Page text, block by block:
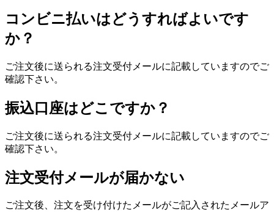
コンビニ払いはどうすればよいです
か？
ご注文後に送られる注文受付メールに記載していますのでご
確認下さい。
振込口座はどこですか？
ご注文後に送られる注文受付メールに記載していますのでご
確認下さい。
注文受付メールが届かない
ご注文後、注文を受け付けたメールがご記入されたメールア